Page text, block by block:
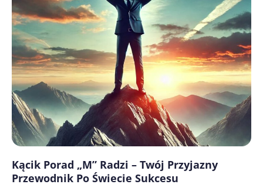
Kącik Porad „M” Radzi – Twój Przyjazny
Przewodnik Po Świecie Sukcesu